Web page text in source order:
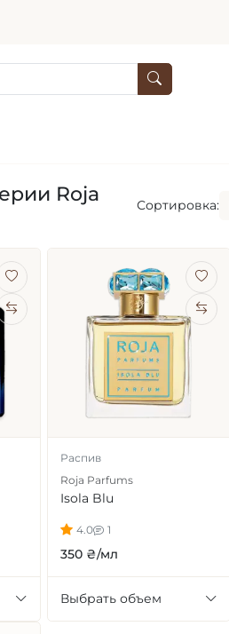
Roja
Сортировка:
Распив
Roja Parfums
Isola Blu
4.0 1
350 ₴/мл
Выбрать объем